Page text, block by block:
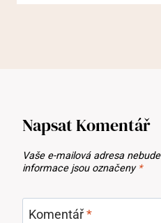
Napsat Komentář
Vaše e-mailová adresa
informace jsou označeny *
Komentář*